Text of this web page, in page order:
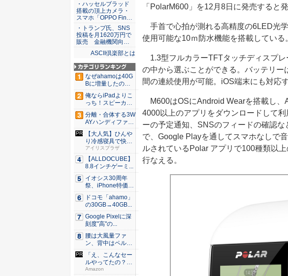
「PolarM600」を12月8日に発売すると
手首で心拍が測れる高精度の6LED光
使用可能な10ｍ防水機能を搭載している
1.3型フルカラーTFTタッチディスプ
の中から選ぶことができる。バッテリ
間の連続使用が可能。iOS端末にも対応す
M600はOSにAndroid Wearを搭載し、
4000以上のアプリをダウンロードして
ーの予定通知、SNSのフィードの確認
で、Google Playを通してスマホなしで
ルされているPolar アプリで100種類以
行なえる。
・ハッセルブラッド
搭載の頂上カメラ・
スマホ「OPPO Fin…
・トランプ氏、SNS
投稿を月1620万円で
販売 金融機関向…
ASCII倶楽部とは
なぜahamoは40G
Bに増量したの
か ...
俺ならiPadよりこ
っち！スピーカー
9個...
分離・合体する3W
AYハンディファ
ン。置...
【大人気】ひんや
り冷感寝具で快適
な睡眠を...
アイリスプラザ
【ALLDOCUBE】
8.8インチゲーミ...
イオシス30周年
祭、iPhone特価品
を...
ドコモ「ahamo」
の30GB→40GB...
Google Pixelに深
刻度"高"の...
腰は大風量ファ
ン、背中はペルチ
ェ冷却。ダ...
「え、こんなセー
ルやってたの？」
80％O...
Amazon